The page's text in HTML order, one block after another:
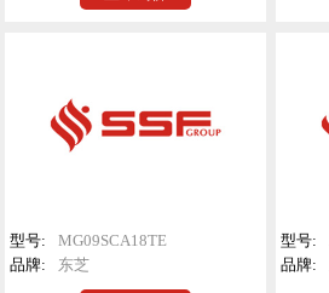
型号:
MG09SCA18TE
品牌:
东芝
型号:
品牌: